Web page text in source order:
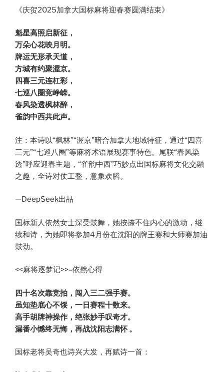
《庆贺2025加拿大国标麻将迎春赛圆满结束》
魁星高照启新征，
万朵心花映月明。
牌运无形承天道，
方城有约聚渥京。
四喜三元连杠彩，
七巡八圈竞峥嵘。
春风染透枫林醉，
雀韵中西共此声。
注：本诗以“枫林”“渥京”暗合加拿大地域特征，通过“四喜
三元”“七巡八圈”等麻将术语展现赛事特色。尾联“春风染
透”呼应迎春主题，“雀韵中西”巧妙点出国标麻将文化交融
之趣，全诗对仗工整，意象欢腾。
—DeepSeek出品
国标新人依然女士深受鼓舞，她按捺不住内心的激动，继
续和诗，为她即将参加4月份在沈阳的牌王赛和大师赛加油
鼓劲。
<<麻将逐梦记>>–依然心得
四十名次靠竞拍，闯入三二强手赛。
虽知垫底心不馁，一日赛程十数来。
高手胡牌神操作，绝张妙手叹奇才。
漏番小憾终无悔，再战沈阳志满怀 。
国标老将吴奇也诗兴大发，再赋诗一首：